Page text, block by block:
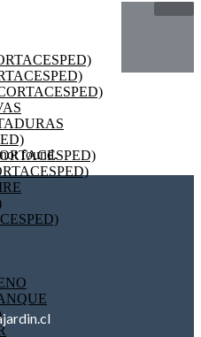
found.